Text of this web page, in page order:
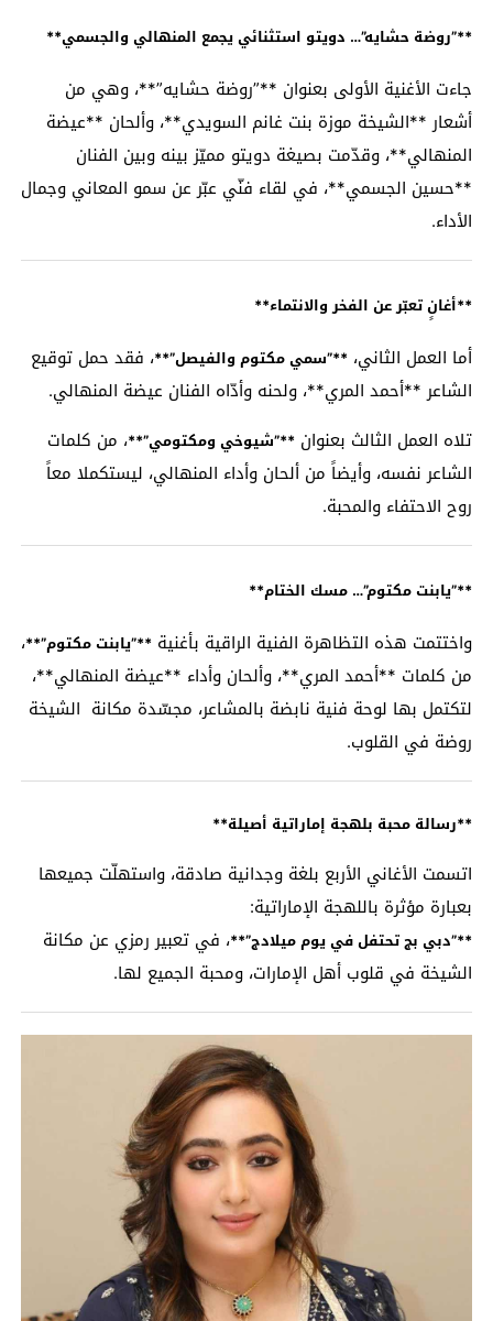
**”روضة حشايه”… دويتو استثنائي يجمع المنهالي والجسمي**
جاءت الأغنية الأولى بعنوان **”روضة حشايه”**، وهي من
أشعار **الشيخة موزة بنت غانم السويدي**، وألحان **عيضة
المنهالي**، وقدّمت بصيغة دويتو مميّز بينه وبين الفنان
**حسين الجسمي**، في لقاء فنّي عبّر عن سمو المعاني وجمال
الأداء.
**أغانٍ تعبّر عن الفخر والانتماء**
أما العمل الثاني، **”سمي مكتوم والفيصل”**، فقد حمل توقيع
الشاعر **أحمد المري**، ولحنه وأدّاه الفنان عيضة المنهالي.
تلاه العمل الثالث بعنوان **”شيوخي ومكتومي”**، من كلمات
الشاعر نفسه، وأيضاً من ألحان وأداء المنهالي، ليستكملا معاً
روح الاحتفاء والمحبة.
**”يابنت مكتوم”… مسك الختام**
واختتمت هذه التظاهرة الفنية الراقية بأغنية **”يابنت مكتوم”**،
من كلمات **أحمد المري**، وألحان وأداء **عيضة المنهالي**،
لتكتمل بها لوحة فنية نابضة بالمشاعر، مجسّدة مكانة الشيخة
روضة في القلوب.
**رسالة محبة بلهجة إماراتية أصيلة**
اتسمت الأغاني الأربع بلغة وجدانية صادقة، واستهلّت جميعها
بعبارة مؤثرة باللهجة الإماراتية:
**”دبي بج تحتفل في يوم ميلادج”**، في تعبير رمزي عن مكانة
الشيخة في قلوب أهل الإمارات، ومحبة الجميع لها.